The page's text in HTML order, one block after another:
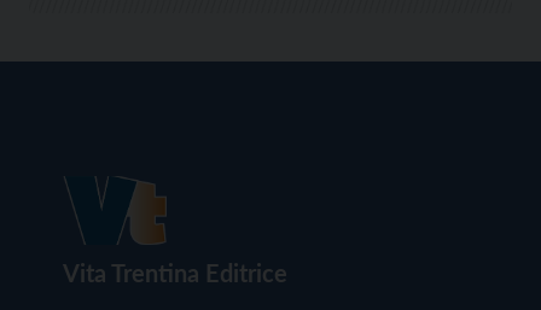
Vita Trentina Editrice